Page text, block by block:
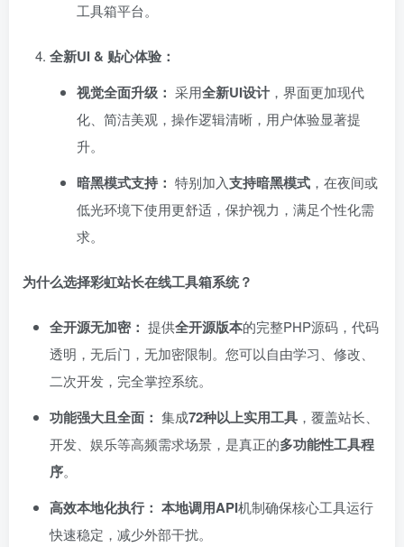
工具箱平台。
全新UI & 贴心体验：​
视觉全面升级：​ 采用全新UI设计，界面更加现代
化、简洁美观，操作逻辑清晰，用户体验显著提
升。
暗黑模式支持：​ 特别加入支持暗黑模式 ，在夜间或
低光环境下使用更舒适，保护视力，满足个性化需
求。
为什么选择彩虹站长在线工具箱系统？
全开源无加密：​ 提供全开源版本的完整PHP源码，代码
透明，无后门，无加密限制。您可以自由学习、修改、
二次开发，完全掌控系统。
功能强大且全面：​ 集成72种以上实用工具 ，覆盖站长、
开发、娱乐等高频需求场景，是真正的多功能性工具程
序。
高效本地化执行：​ 本地调用API机制确保核心工具运行
快速稳定，减少外部干扰。